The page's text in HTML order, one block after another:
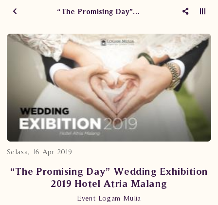
“The Promising Day” Wedding Exhibition 2019 Hotel Atria Malang
Selasa, 16 Apr 2019
“The Promising Day” Wedding Exhibition
2019 Hotel Atria Malang
Event Logam Mulia